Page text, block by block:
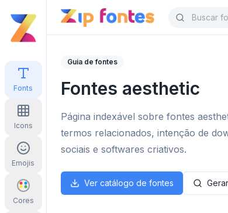
Fonts
Icons
Emojis
Cores
Guia de fontes
Fontes aesthetic
Página indexável sobre fontes
termos relacionados, intenção de
sociais e softwares criativos.
Ver catálogo de fontes